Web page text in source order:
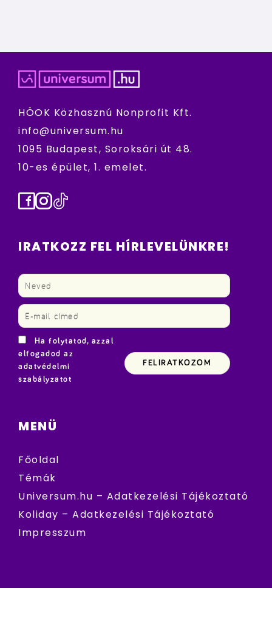
HÖOK Közhasznú Nonprofit Kft.
info@universum.hu
1095 Budapest, Soroksári út 48.
10-es épület, 1. emelet.
Facebook
Instagram
TikTok
IRATKOZZ FEL HÍRLEVELÜNKRE!
Ha folytatod, azzal
elfogadod az
adatvédelmi
szabályzatot
MENÜ
Főoldal
Témák
Universum.hu – Adatkezelési Tájékoztató
Koliday – Adatkezelési Tájékoztató
Impresszum